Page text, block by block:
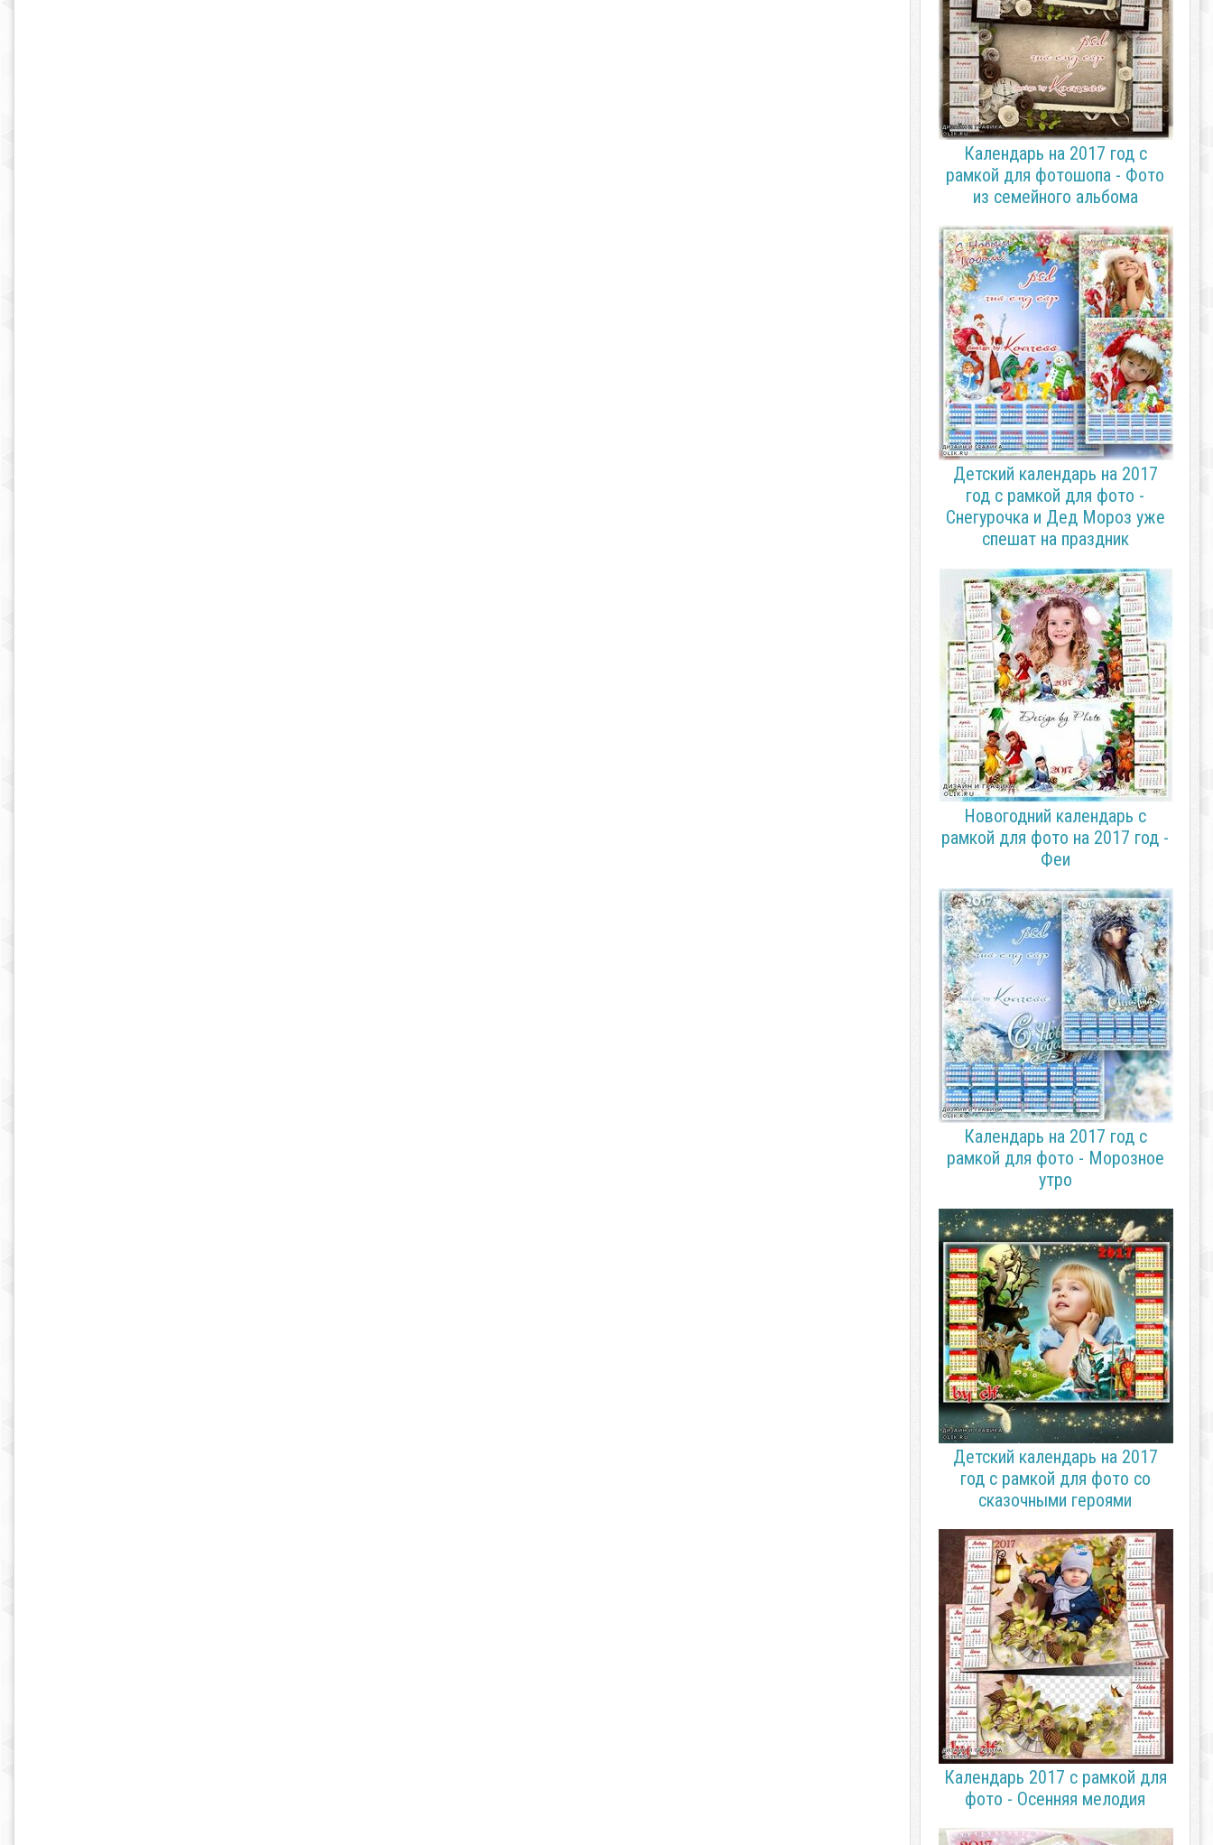
Календарь на 2017 год с
рамкой для фотошопа - Фото
из семейного альбома
Детский календарь на 2017
год с рамкой для фото -
Снегурочка и Дед Мороз уже
спешат на праздник
Новогодний календарь с
рамкой для фото на 2017 год -
Феи
Календарь на 2017 год с
рамкой для фото - Морозное
утро
Детский календарь на 2017
год с рамкой для фото со
сказочными героями
Календарь 2017 с рамкой для
фото - Осенняя мелодия